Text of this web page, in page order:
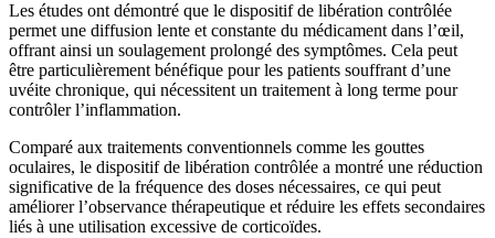
Les études ont démontré que le dispositif de libération contrôlée
permet une diffusion lente et constante du médicament dans l’œil,
offrant ainsi un soulagement prolongé des symptômes. Cela peut
être particulièrement bénéfique pour les patients souffrant d’une
uvéite chronique, qui nécessitent un traitement à long terme pour
contrôler l’inflammation.
Comparé aux traitements conventionnels comme les gouttes
oculaires, le dispositif de libération contrôlée a montré une réduction
significative de la fréquence des doses nécessaires, ce qui peut
améliorer l’observance thérapeutique et réduire les effets secondaires
liés à une utilisation excessive de corticoïdes.